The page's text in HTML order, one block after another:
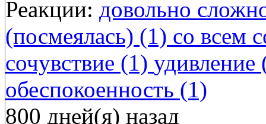
Реакции: довольно
(посмеялась) (1) со всем
сочувствие (1)
обеспокоенность (1)
800 дней(я) назад